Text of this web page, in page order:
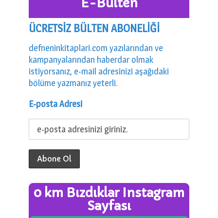
E-Bülten
ÜCRETSİZ BÜLTEN ABONELİĞİ
defneninkitaplari.com yazılarından ve
kampanyalarından haberdar olmak
istiyorsanız, e-mail adresinizi aşağıdaki
bölüme yazmanız yeterli.
E-posta Adresi
0 km Bızdıklar Instagram
Sayfası